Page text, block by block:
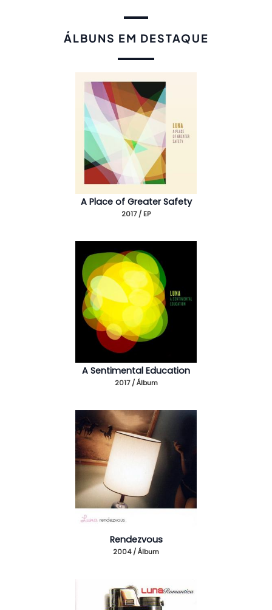
ÁLBUNS EM DESTAQUE
A Place of Greater Safety
2017 / EP
A Sentimental Education
2017 / Álbum
Rendezvous
2004 / Álbum